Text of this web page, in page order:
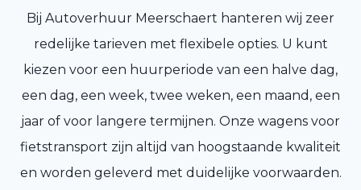
Bij Autoverhuur Meerschaert hanteren wij zeer
redelijke tarieven met flexibele opties. U kunt
kiezen voor een huurperiode van een halve dag,
een dag, een week, twee weken, een maand, een
jaar of voor langere termijnen. Onze wagens voor
fietstransport zijn altijd van hoogstaande kwaliteit
en worden geleverd met duidelijke voorwaarden.